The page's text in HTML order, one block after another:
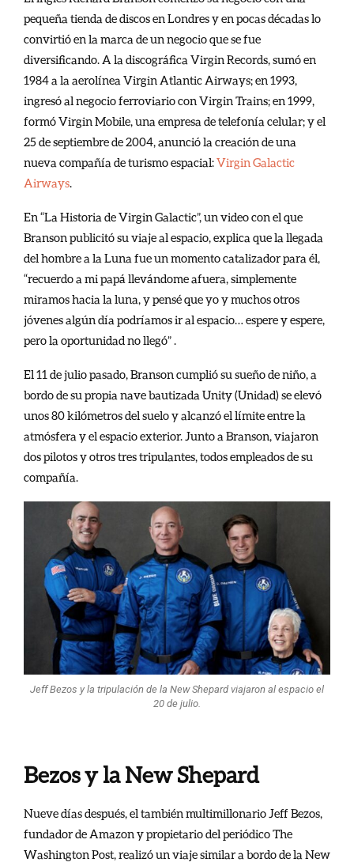
pequeña tienda de discos en Londres y en pocas décadas lo
convirtió en la marca de un negocio que se fue
diversificando. A la discográfica Virgin Records, sumó en
1984 a la aerolínea Virgin Atlantic Airways; en 1993,
ingresó al negocio ferroviario con Virgin Trains; en 1999,
formó Virgin Mobile, una empresa de telefonía celular; y el
25 de septiembre de 2004, anunció la creación de una
nueva compañía de turismo espacial:Virgin Galactic
Airways.
En “La Historia de Virgin Galactic”, un video con el que
Branson publicitó su viaje al espacio, explica que la llegada
del hombre a la Luna fue un momento catalizador para él,
“recuerdo a mi papá llevándome afuera, simplemente
miramos hacia la luna, y pensé que yo y muchos otros
jóvenes algún día podríamos ir al espacio… espere y espere,
pero la oportunidad no llegó” .
El 11 de julio pasado, Branson cumplió su sueño de niño, a
bordo de su propia nave bautizada Unity (Unidad) se elevó
unos 80 kilómetros del suelo y alcanzó el límite entre la
atmósfera y el espacio exterior. Junto a Branson, viajaron
dos pilotos y otros tres tripulantes, todos empleados de su
compañía.
Jeff Bezos y la tripulación de la New Shepard viajaron al espacio el
20 de julio.
Bezos y la New Shepard
Nueve días después, el también multimillonario Jeff Bezos,
fundador de Amazon y propietario del periódico The
Washington Post, realizó un viaje similar a bordo de la New